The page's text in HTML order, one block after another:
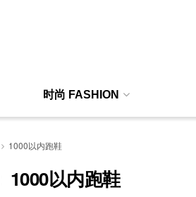
时尚 FASHION
1000以内跑鞋
1000以内跑鞋